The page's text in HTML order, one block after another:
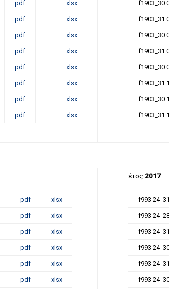
pdf xlsx
pdf xlsx
pdf xlsx
pdf xlsx
pdf xlsx
pdf xlsx
pdf xlsx
pdf xlsx
pdf xlsx
pdf xlsx
pdf xlsx
pdf xlsx
pdf xlsx
pdf xlsx
έτος 2017
f993-
f993-
f993-
f993-
f993-
f993-